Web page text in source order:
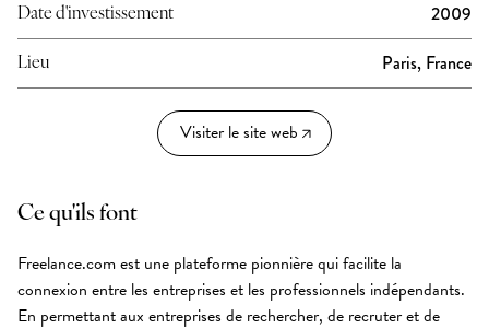
Date d'investissement 2009
Lieu Paris, France
Visiter le site web
Ce qu'ils font
Freelance.com est une plateforme pionnière qui facilite la
connexion entre les entreprises et les professionnels indépendants.
En permettant aux entreprises de rechercher, de recruter et de